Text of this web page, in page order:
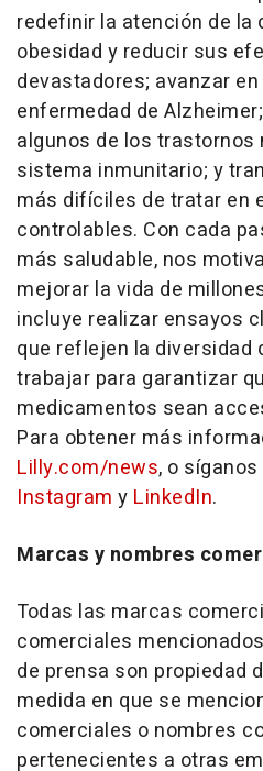
redefinir la atención de la
obesidad y reducir sus
devastadores; avanzar
enfermedad de
algunos de los
sistema inmunitario; y
más difíciles de tratar en
controlables. Con cada
más saludable, nos
mejorar la vida de
incluye realizar ensayos
que reflejen la diversidad
trabajar para garantizar
medicamentos sean
Para obtener más
Lilly.com/news, o síganos
Instagram y LinkedIn.
Marcas y nombres
Todas las marcas
comerciales
de prensa son propiedad
medida en que se
comerciales o nombres
pertenecientes a otras